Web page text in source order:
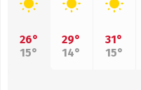
26°
15°
29°
14°
31°
15°